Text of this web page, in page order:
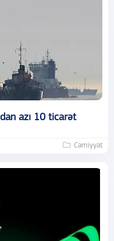
azı 10 ticarət
Cəmiyyət